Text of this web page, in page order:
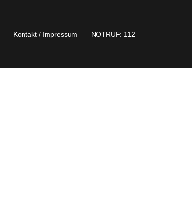
Kontakt / Impressum NOTRUF: 112